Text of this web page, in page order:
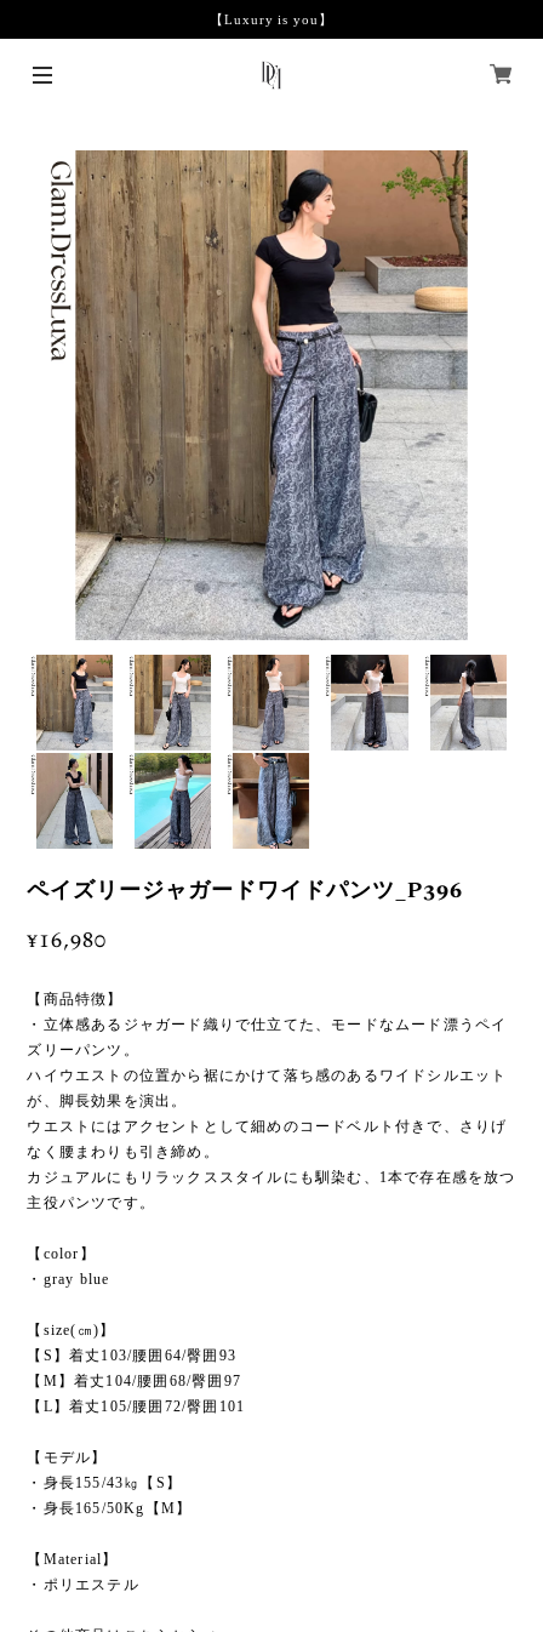
【Luxury is you】
ペイズリージャガードワイドパンツ_P396
¥16,980
【商品特徴】
・立体感あるジャガード織りで仕立てた、モードなムード漂うペイ
ズリーパンツ。
ハイウエストの位置から裾にかけて落ち感のあるワイドシルエット
が、脚長効果を演出。
ウエストにはアクセントとして細めのコードベルト付きで、さりげ
なく腰まわりも引き締め。
カジュアルにもリラックススタイルにも馴染む、1本で存在感を放つ
主役パンツです。
【color】
・gray blue
【size(㎝)】
【S】着丈103/腰囲64/臀囲93
【M】着丈104/腰囲68/臀囲97
【L】着丈105/腰囲72/臀囲101
【モデル】
・身長155/43㎏【S】
・身長165/50Kg【M】
【Material】
・ポリエステル